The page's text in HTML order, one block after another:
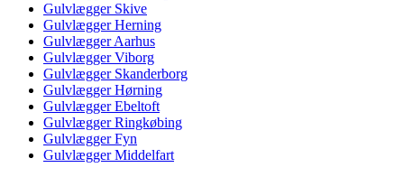
Gulvlægger Skive
Gulvlægger Herning
Gulvlægger Aarhus
Gulvlægger Viborg
Gulvlægger Skanderborg
Gulvlægger Hørning
Gulvlægger Ebeltoft
Gulvlægger Ringkøbing
Gulvlægger Fyn
Gulvlægger Middelfart